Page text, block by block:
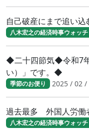
自己破産にまで追い込
八木宏之の経済時事ウォッチ
◆二十四節気◆令和7
い）」です。◆
季節のお便り 2025 / 02 /
過去最多 外国人労働
八木宏之の経済時事ウォッチ